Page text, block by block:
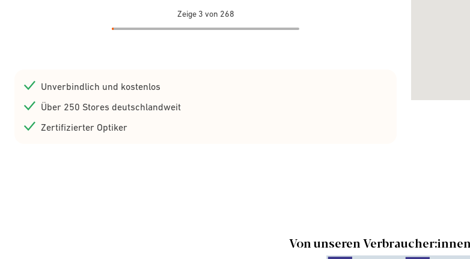
Zeige 3 von 268
Unverbindlich und kostenlos
Über 250 Stores deutschlandweit
Zertifizierter Optiker
Von unseren